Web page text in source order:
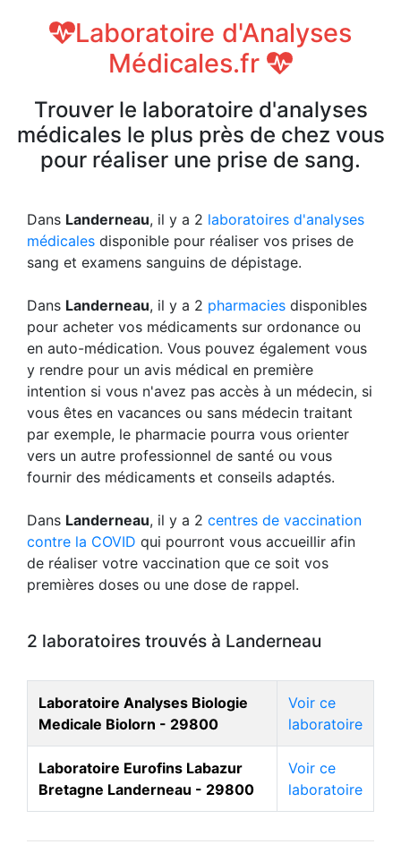
Laboratoire d'Analyses
Médicales.fr
Trouver le laboratoire d'analyses
médicales le plus près de chez vous
pour réaliser une prise de sang.
Dans Landerneau, il y a 2 laboratoires d'analyses
médicales disponible pour réaliser vos prises de
sang et examens sanguins de dépistage.
Dans Landerneau, il y a 2 pharmacies disponibles
pour acheter vos médicaments sur ordonance ou
en auto-médication. Vous pouvez également vous
y rendre pour un avis médical en première
intention si vous n'avez pas accès à un médecin, si
vous êtes en vacances ou sans médecin traitant
par exemple, le pharmacie pourra vous orienter
vers un autre professionnel de santé ou vous
fournir des médicaments et conseils adaptés.
Dans Landerneau, il y a 2 centres de vaccination
contre la COVID qui pourront vous accueillir afin
de réaliser votre vaccination que ce soit vos
premières doses ou une dose de rappel.
2 laboratoires trouvés à Landerneau
Laboratoire Analyses Biologie
Medicale Biolorn - 29800
Voir ce
laboratoire
Laboratoire Eurofins Labazur
Bretagne Landerneau - 29800
Voir ce
laboratoire